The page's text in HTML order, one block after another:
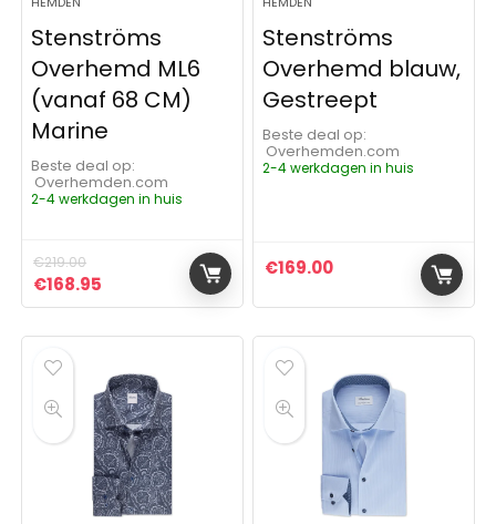
Stenströms
Overhemd ML6
(vanaf 68 CM)
Marine
Beste deal op:
Overhemden.com
2-4 werkdagen in huis
€219.00
Oorspronkelijke prijs was: €219.00.
€168.95 Huidige prijs is: €168.95.
Stenströms
Overhemd blauw,
Gestreept
Beste deal op:
Overhemden.com
2-4 werkdagen in huis
€169.00